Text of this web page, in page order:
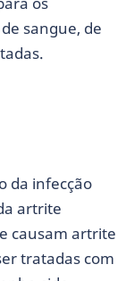
sangue, de
da infecção
artrite
causam artrite
tratadas com